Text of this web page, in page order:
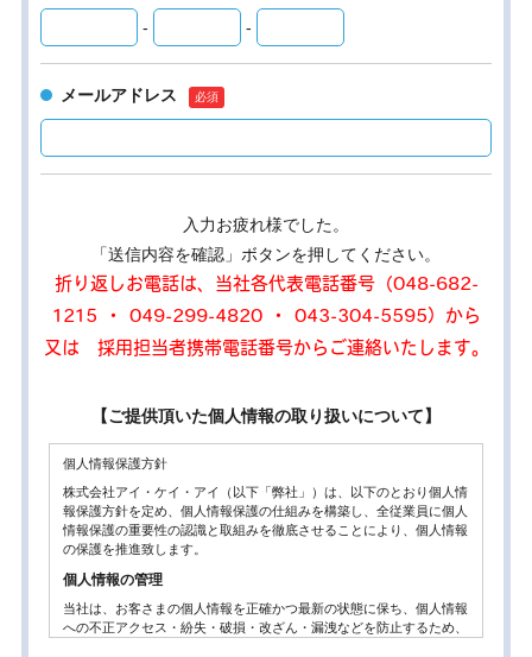
- -
メールアドレス
入力お疲れ様でした。
「送信内容を確認」ボタンを押してください。
折り返しお電話は、当社各代表電話番号（048-682-
1215 ・ 049-299-4820 ・ 043-304-5595）から
又は 採用担当者携帯電話番号からご連絡いたします。
【ご提供頂いた個人情報の取り扱いについて】
個人情報保護方針
株式会社アイ・ケイ・アイ（以下「弊社」）は、以下のとおり個人情
報保護方針を定め、個人情報保護の仕組みを構築し、全従業員に個人
情報保護の重要性の認識と取組みを徹底させることにより、個人情報
の保護を推進致します。
個人情報の管理
当社は、お客さまの個人情報を正確かつ最新の状態に保ち、個人情報
への不正アクセス・紛失・破損・改ざん・漏洩などを防止するため、